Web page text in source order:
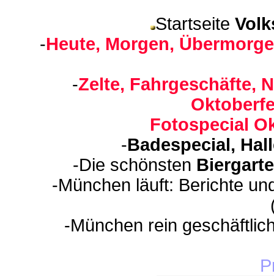
Startseite
-Heute, Morgen,
-Zelte, Fahrgeschäfte,
Fotospecial
-Badespecial,
-Die schönsten
-München läuft: Berichte
-München rein